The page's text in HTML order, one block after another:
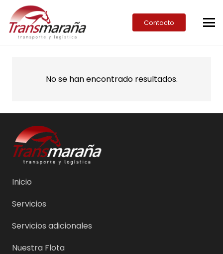
Contacto
No se han encontrado resultados.
Inicio
Servicios
Servicios adicionales
Nuestra Flota